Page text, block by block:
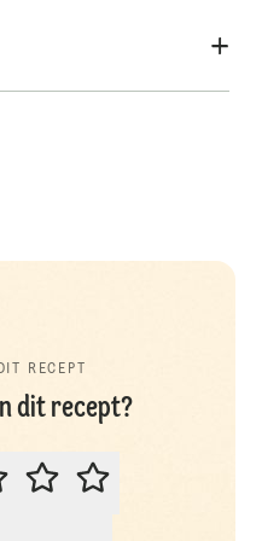
RECEPT
dit recept?
DIT RECEPT